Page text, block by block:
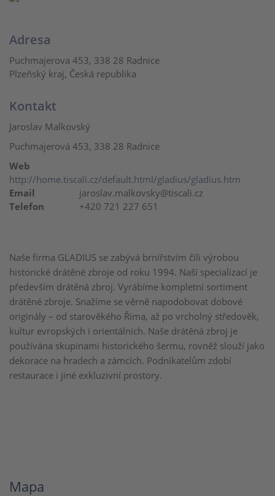
Naše firma GLADIUS se zabývá brnířstvím čili výrobou
historické drátěné zbroje od roku 1994. Naší specializací je
především drátěná zbroj. Vyrábíme kompletní sortiment
drátěné zbroje. Snažíme se věrně napodobovat dobové
originály – od starověkého Říma, až po vrcholný středověk,
kultur evropských i orientálních. Naše drátěná zbroj je
používána skupinami historického šermu, rovněž slouží jako
dekorace na hradech a zámcích. Podnikatelům zdobí
restaurace i jiné exkluzivní prostory.
Adresa
Puchmajerova 453, 338 28 Radnice
Plzeňský kraj, Česká republika
Kontakt
Jaroslav Malkovský
Puchmajerová 453, 338 28 Radnice
Web
http://home.tiscali.cz/default.html/gladius/gladius.htm
Email
jaroslav.malkovsky@tiscali.cz
Telefon
+420 721 227 651
Mapa